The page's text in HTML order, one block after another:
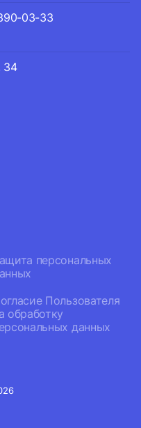
03-33
34
персональных
Пользователя
обработку
данных